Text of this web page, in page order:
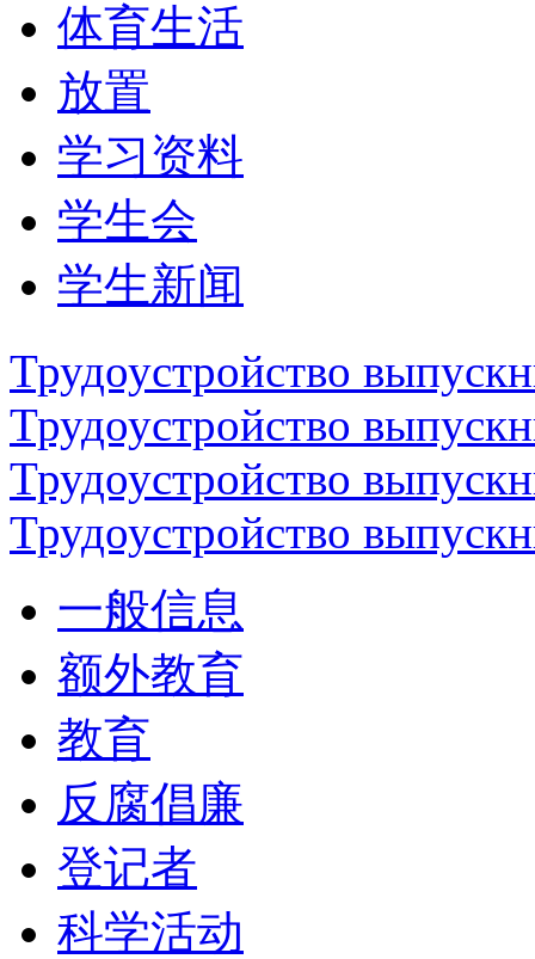
体育生活
放置
学习资料
学生会
学生新闻
Трудоустройство
Трудоустройство
Трудоустройство
Трудоустройство
一般信息
额外教育
教育
反腐倡廉
登记者
科学活动